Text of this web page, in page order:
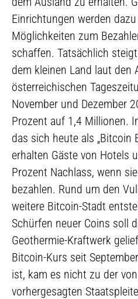
Einrichtungen werden
Möglichkeiten zum
schaffen. Tatsächlich
dem kleinen Land laut den
österreichischen
November und Dezember
Prozent auf 1,4 Millionen.
das sich heute als „Bitcoin
erhalten Gäste von Hotels
Prozent Nachlass, wenn
bezahlen. Rund um den
weitere Bitcoin-Stadt
Schürfen neuer Coins soll
Geothermie-Kraftwerk
Bitcoin-Kurs seit
ist, kam es nicht zu der
vorhergesagten